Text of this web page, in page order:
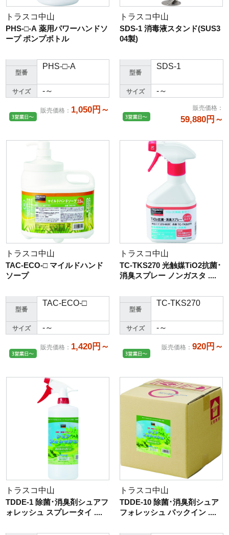
トラスコ中山
PHS-□-A 薬用パワーハンドソ
ープ ポンプボトル
型番
PHS-□-A
サイズ -～
販売価格 ： 1,050円～
トラスコ中山
SDS-1 消毒液スタンド(SUS3
04製)
型番
SDS-1
サイズ -～
販売価格 ：
59,880円～
トラスコ中山
TAC-ECO-□ マイルドハンド
ソープ
型番
TAC-ECO-□
サイズ -～
販売価格 ： 1,420円～
トラスコ中山
TC-TKS270 光触媒TiO2抗菌･
消臭スプレー ノンガスタ ....
型番
TC-TKS270
サイズ -～
販売価格 ： 920円～
トラスコ中山
TDDE-1 除菌･消臭剤シュアフ
ォレッシュ スプレータイ ....
トラスコ中山
TDDE-10 除菌･消臭剤シュア
フォレッシュ パックイン ....